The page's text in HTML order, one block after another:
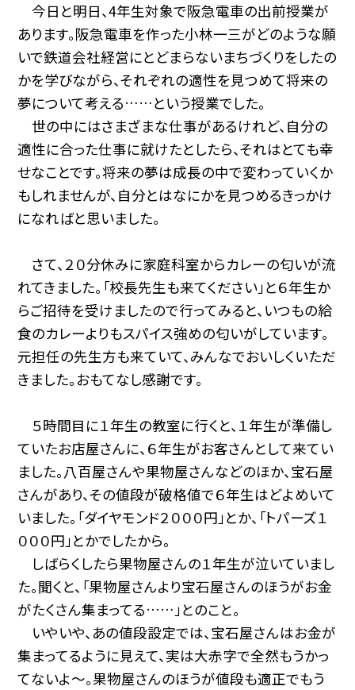
今日と明日、4年生対象で阪急電車の出前授業が
あります。阪急電車を作った小林一三がどのような願
いで鉄道会社経営にとどまらないまちづくりをしたの
かを学びながら、それぞれの適性を見つめて将来の
夢について考える……という授業でした。
世の中にはさまざまな仕事があるけれど、自分の
適性に合った仕事に就けたとしたら、それはとても幸
せなことです。将来の夢は成長の中で変わっていくか
もしれませんが、自分とはなにかを見つめるきっかけ
になればと思いました。
さて、２０分休みに家庭科室からカレーの匂いが流
れてきました。「校長先生も来てください」と６年生か
らご招待を受けましたので行ってみると、いつもの給
食のカレーよりもスパイス強めの匂いがしています。
元担任の先生方も来ていて、みんなでおいしくいただ
きました。おもてなし感謝です。
５時間目に１年生の教室に行くと、１年生が準備し
ていたお店屋さんに、６年生がお客さんとして来てい
ました。八百屋さんや果物屋さんなどのほか、宝石屋
さんがあり、その値段が破格値で６年生はどよめいて
いました。「ダイヤモンド２０００円」とか、「トパーズ１
０００円」とかでしたから。
しばらくしたら果物屋さんの１年生が泣いていまし
た。聞くと、「果物屋さんより宝石屋さんのほうがお金
がたくさん集まってる……」とのこと。
いやいや、あの値段設定では、宝石屋さんはお金が
集まってるように見えて、実は大赤字で全然もうかっ
てないよ〜。果物屋さんのほうが値段も適正でもう